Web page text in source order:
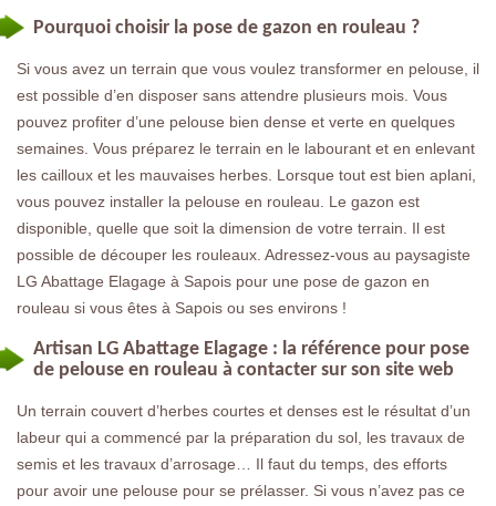
Pourquoi choisir la pose de gazon en rouleau ?
Si vous avez un terrain que vous voulez transformer en pelouse, il
est possible d’en disposer sans attendre plusieurs mois. Vous
pouvez profiter d’une pelouse bien dense et verte en quelques
semaines. Vous préparez le terrain en le labourant et en enlevant
les cailloux et les mauvaises herbes. Lorsque tout est bien aplani,
vous pouvez installer la pelouse en rouleau. Le gazon est
disponible, quelle que soit la dimension de votre terrain. Il est
possible de découper les rouleaux. Adressez-vous au paysagiste
LG Abattage Elagage à Sapois pour une pose de gazon en
rouleau si vous êtes à Sapois ou ses environs !
Artisan LG Abattage Elagage : la référence pour pose
de pelouse en rouleau à contacter sur son site web
Un terrain couvert d’herbes courtes et denses est le résultat d’un
labeur qui a commencé par la préparation du sol, les travaux de
semis et les travaux d’arrosage… Il faut du temps, des efforts
pour avoir une pelouse pour se prélasser. Si vous n’avez pas ce